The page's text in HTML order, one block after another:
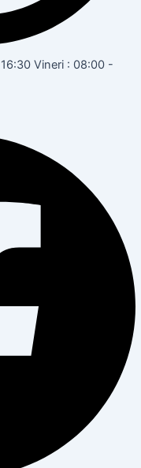
Vineri : 08:00 -